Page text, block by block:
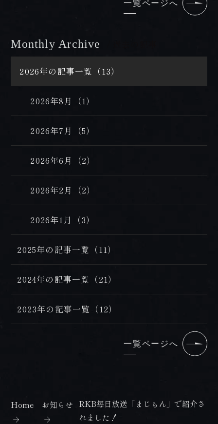
一覧ページへ
Monthly Archive
2026年の記事一覧（13）
2026年8月（1）
2026年7月（5）
2026年6月（2）
2026年2月（2）
2026年1月（3）
2025年の記事一覧（11）
2024年の記事一覧（21）
2023年の記事一覧（12）
一覧ページへ
Home お知らせ
RKB毎日放送「まじもん」で紹介さ
れました！